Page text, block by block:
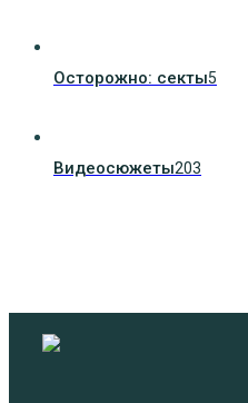
Осторожно: секты5
Видеосюжеты203